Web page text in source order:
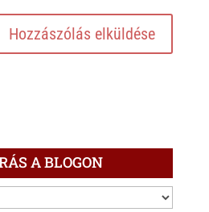
A BLOGON